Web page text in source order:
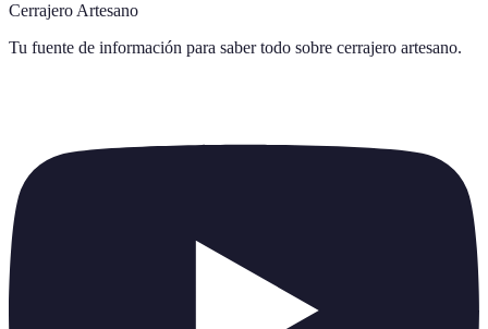
Cerrajero Artesano
Tu fuente de información para saber todo sobre cerrajero artesano.